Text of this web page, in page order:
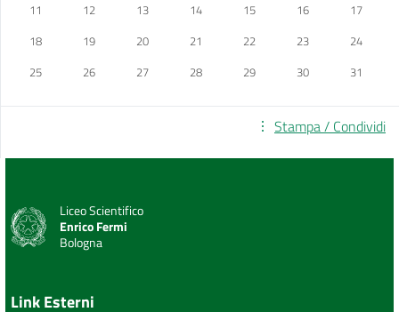
11
12 13 14 15 16
17
18
19 20 21 22 23
24
25
26 27 28 29 30 31
Stampa / Condividi
Liceo Scientifico
Enrico Fermi
Bologna
Link Esterni